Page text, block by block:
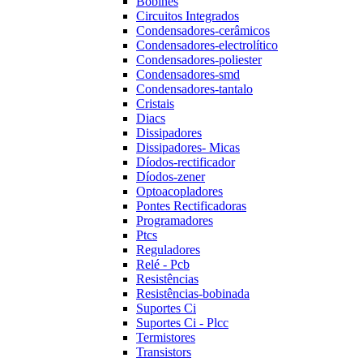
Circuitos Integrados
Condensadores-cerâmicos
Condensadores-electrolítico
Condensadores-poliester
Condensadores-smd
Condensadores-tantalo
Cristais
Diacs
Dissipadores
Dissipadores- Micas
Díodos-rectificador
Díodos-zener
Optoacopladores
Pontes Rectificadoras
Programadores
Ptcs
Reguladores
Relé - Pcb
Resistências
Resistências-bobinada
Suportes Ci
Suportes Ci - Plcc
Termistores
Transistors